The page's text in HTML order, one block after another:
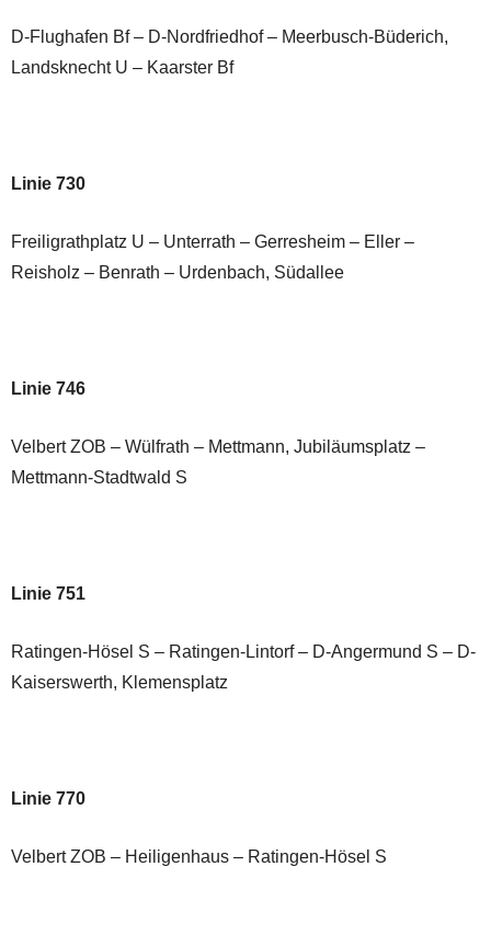
D-Flughafen Bf – D-Nordfriedhof – Meerbusch-Büderich,
Landsknecht U – Kaarster Bf
Linie 730
Freiligrathplatz U – Unterrath – Gerresheim – Eller –
Reisholz – Benrath – Urdenbach, Südallee
Linie 746
Velbert ZOB – Wülfrath – Mettmann, Jubiläumsplatz –
Mettmann-Stadtwald S
Linie 751
Ratingen-Hösel S – Ratingen-Lintorf – D-Angermund S – D-
Kaiserswerth, Klemensplatz
Linie 770
Velbert ZOB – Heiligenhaus – Ratingen-Hösel S